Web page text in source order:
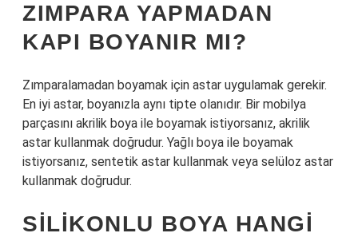
ZIMPARA YAPMADAN
KAPI BOYANIR MI?
Zımparalamadan boyamak için astar uygulamak gerekir.
En iyi astar, boyanızla aynı tipte olanıdır. Bir mobilya
parçasını akrilik boya ile boyamak istiyorsanız, akrilik
astar kullanmak doğrudur. Yağlı boya ile boyamak
istiyorsanız, sentetik astar kullanmak veya selüloz astar
kullanmak doğrudur.
SILIKONLU BOYA HANGI